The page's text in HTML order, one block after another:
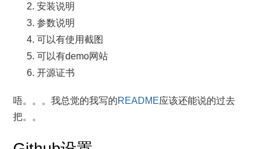
安装说明
参数说明
可以有使用截图
可以有demo网站
开源证书
唔。。。我总觉的我写的README应该还能说的过去
把。。